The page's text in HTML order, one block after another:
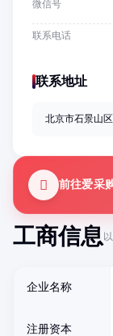
工商信息
企业名称
注册资本
微信号
联系电话
联系地址
北京市石景山
前往爱采